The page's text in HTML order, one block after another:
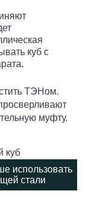
куб с
ТЭНом.
муфту.
использовать
стали